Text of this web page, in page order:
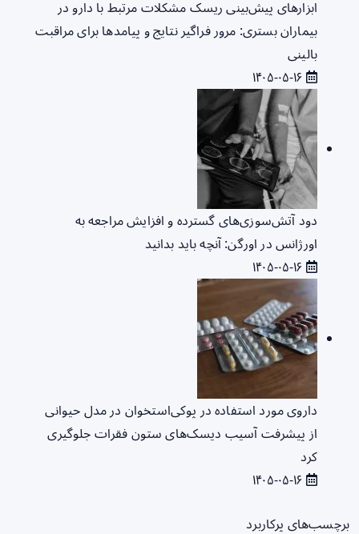
ابزارهای پیش‌بینی ریسک مشکلات مرتبط با دارو در
بیماران بستری: مرور فراگیر نتایج و پیامدها برای مراقبت
بالینی
دود آتش‌سوزی‌های گسترده و افزایش مراجعه به
اورژانس در اورگن: آنچه باید بدانید
داروی مورد استفاده در پوکی‌استخوان در مدل حیوانی
از پیشرفت آسیب دیسک‌های ستون فقرات جلوگیری
کرد
برچسب‌های پرکاربرد